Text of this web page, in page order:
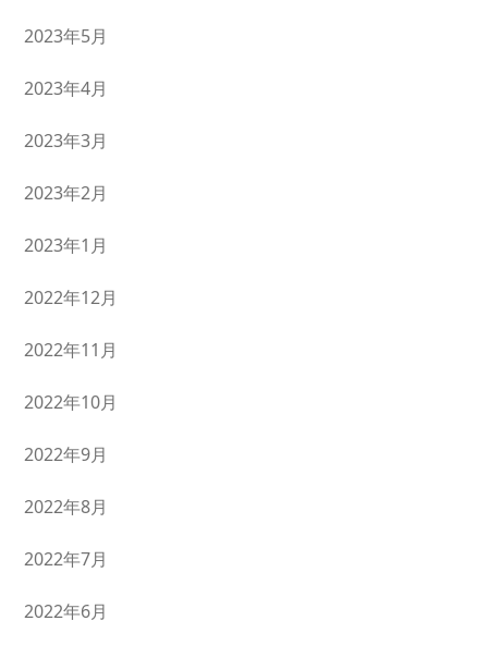
2023年5月
2023年4月
2023年3月
2023年2月
2023年1月
2022年12月
2022年11月
2022年10月
2022年9月
2022年8月
2022年7月
2022年6月